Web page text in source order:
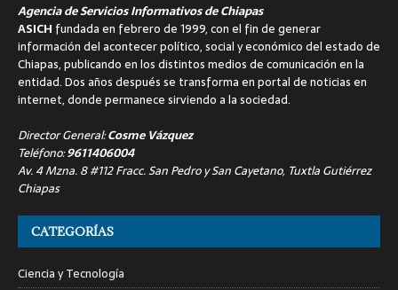
Agencia de Servicios Informativos de Chiapas
ASICH fundada en febrero de 1999, con el fin de generar
información del acontecer político, social y económico del estado de
Chiapas, publicando en los distintos medios de comunicación en la
entidad. Dos años después se transforma en portal de noticias en
internet, donde permanece sirviendo a la sociedad.
Director General:Cosme Vázquez
Teléfono:9611406004
Av. 4 Mzna. 8 #112 Fracc. San Pedro y San Cayetano, Tuxtla Gutiérrez
Chiapas
CATEGORÍAS
Ciencia y Tecnología